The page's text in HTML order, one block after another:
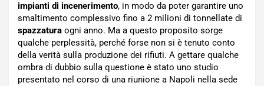
impianti di incenerimento, in modo da poter garantire uno
smaltimento complessivo fino a 2 milioni di tonnellate di
spazzatura ogni anno. Ma a questo proposito sorge
qualche perplessità, perché forse non si è tenuto conto
della verità sulla produzione dei rifiuti. A gettare qualche
ombra di dubbio sulla questione è stato uno studio
presentato nel corso di una riunione a Napoli nella sede